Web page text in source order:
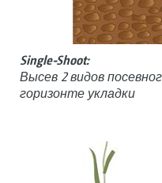
Single-Shoot:
Высев 2 видов
горизонте укладки